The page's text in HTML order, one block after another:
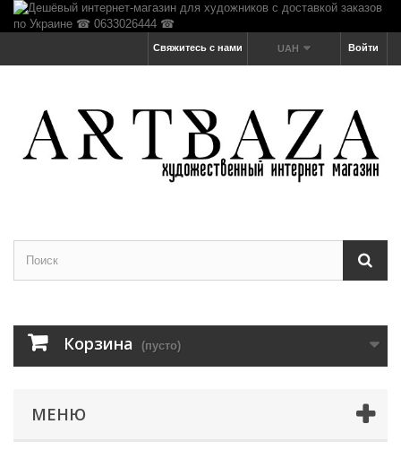
Войти
UAH
Свяжитесь с нами
Корзина (пусто)
МЕНЮ